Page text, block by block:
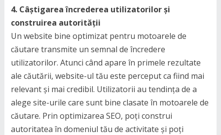
4. Câștigarea încrederea utilizatorilor și
construirea autorității
Un website bine optimizat pentru motoarele de
căutare transmite un semnal de încredere
utilizatorilor. Atunci când apare în primele rezultate
ale căutării, website-ul tău este perceput ca fiind mai
relevant și mai credibil. Utilizatorii au tendința de a
alege site-urile care sunt bine clasate în motoarele de
căutare. Prin optimizarea SEO, poți construi
autoritatea în domeniul tău de activitate și poți